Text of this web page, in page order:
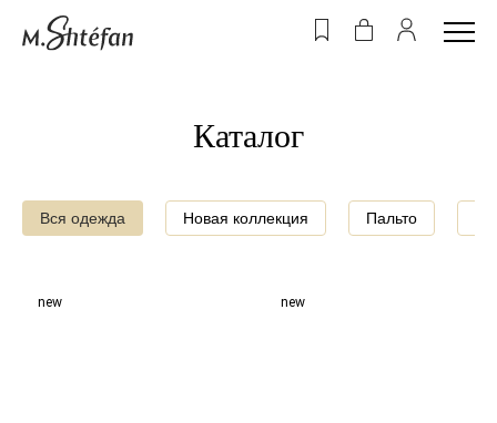
Каталог
Вся одежда Новая коллекция Пальто
new new